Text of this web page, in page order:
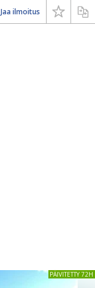
Jaa ilmoitus
PÄIVITETTY 72H